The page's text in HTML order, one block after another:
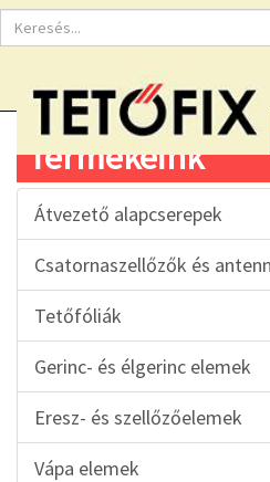
Termékeink
Átvezető alapcserepek
Csatornaszellőzők és
Tetőfóliák
Gerinc- és élgerinc elemek
Eresz- és szellőzőelemek
Vápa elemek